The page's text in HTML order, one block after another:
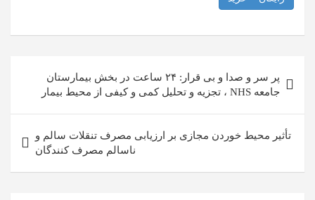
نوشته
پر سر و صدا و بی قرار: ۲۴ ساعت در بخش بیمارستان
جامعه NHS ، تجزیه و تحلیل کمی و کیفی از محیط بیمار
تأثیر محیط خوردن مجازی بر ارزیابی مصرف تنقلات سالم و
ناسالم مصرف کنندگان